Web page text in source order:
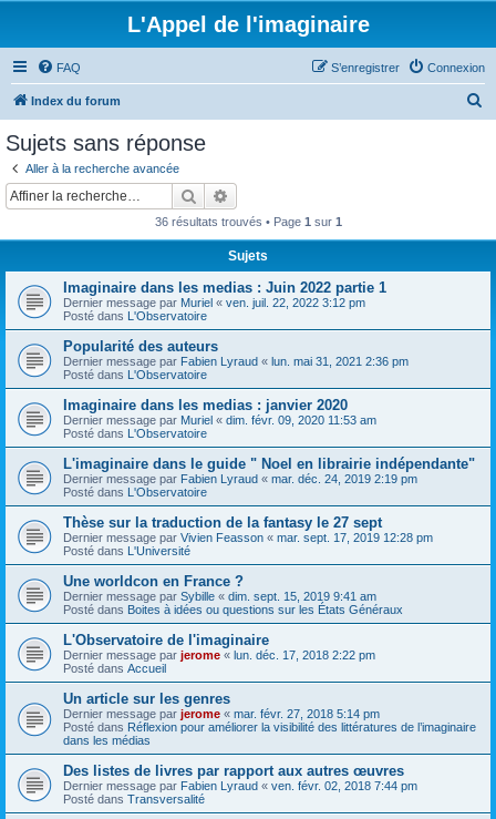
L'Appel de l'imaginaire
FAQ Connexion
S’enregistrer
Index du forum
Sujets sans réponse
Aller à la recherche avancée
Rechercher
36 résultats trouvés • Page 1 sur 1
Sujets
Imaginaire dans les medias : Juin 2022 partie 1
Dernier message par Muriel « ven. juil. 22, 2022 3:12 pm
Posté dans L'Observatoire
Popularité des auteurs
Dernier message par Fabien Lyraud « lun. mai 31, 2021 2:36 pm
Posté dans L'Observatoire
Imaginaire dans les medias : janvier 2020
Dernier message par Muriel « dim. févr. 09, 2020 11:53 am
Posté dans L'Observatoire
L'imaginaire dans le guide " Noel en librairie indépendante"
Dernier message par Fabien Lyraud « mar. déc. 24, 2019 2:19 pm
Posté dans L'Observatoire
Thèse sur la traduction de la fantasy le 27 sept
Dernier message par Vivien Feasson « mar. sept. 17, 2019 12:28 pm
Posté dans L'Université
Une worldcon en France ?
Dernier message par Sybille « dim. sept. 15, 2019 9:41 am
Posté dans Boites à idées ou questions sur les États Généraux
L'Observatoire de l'imaginaire
Dernier message par jerome « lun. déc. 17, 2018 2:22 pm
Posté dans Accueil
Un article sur les genres
Dernier message par jerome « mar. févr. 27, 2018 5:14 pm
Posté dans Réflexion pour améliorer la visibilité des littératures de l’imaginaire
dans les médias
Des listes de livres par rapport aux autres œuvres
Dernier message par Fabien Lyraud « ven. févr. 02, 2018 7:44 pm
Posté dans Transversalité